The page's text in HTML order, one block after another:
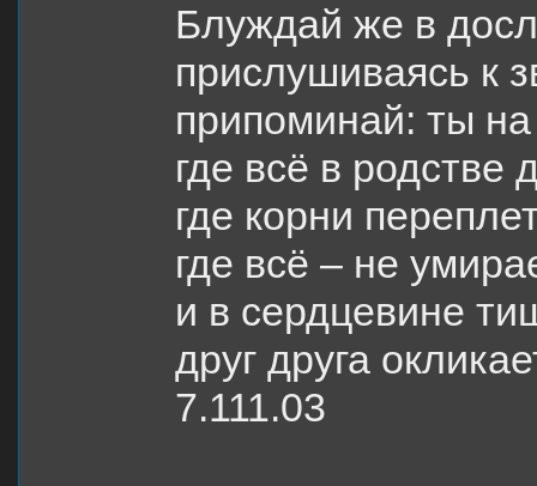
Блуждай же в
прислушиваясь к
припоминай: ты
где всё в родстве
где корни
где всё – не
и в сердцевине
друг друга
7.111.03